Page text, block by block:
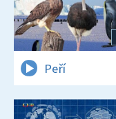
Peří